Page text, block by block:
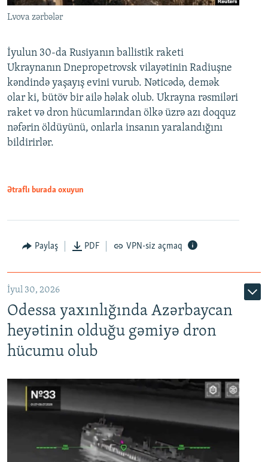
Lvova zərbələr
İyulun 30-da Rusiyanın ballistik raketi
Ukraynanın Dnepropetrovsk vilayətinin Radiuşne
kəndində yaşayış evini vurub. Nəticədə, demək
olar ki, bütöv bir ailə həlak olub. Ukrayna rəsmiləri
raket və dron hücumlarından ölkə üzrə azı doqquz
nəfərin öldüyünü, onlarla insanın yaralandığını
bildirirlər.
Ətraflı burada oxuyun
Paylaş PDF VPN-siz açmaq
İyul 30, 2026
Odessa yaxınlığında Azərbaycan
heyətinin olduğu gəmiyə dron
hücumu olub